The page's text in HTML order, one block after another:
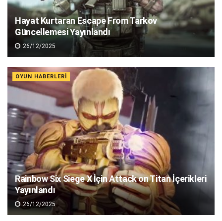
Hayat Kurtaran Escape From Tarkov
Güncellemesi Yayınlandı
26/12/2025
OYUN HABERLERI
Rainbow Six Siege X İçin Attack on Titan İçerikleri
Yayınlandı
26/12/2025